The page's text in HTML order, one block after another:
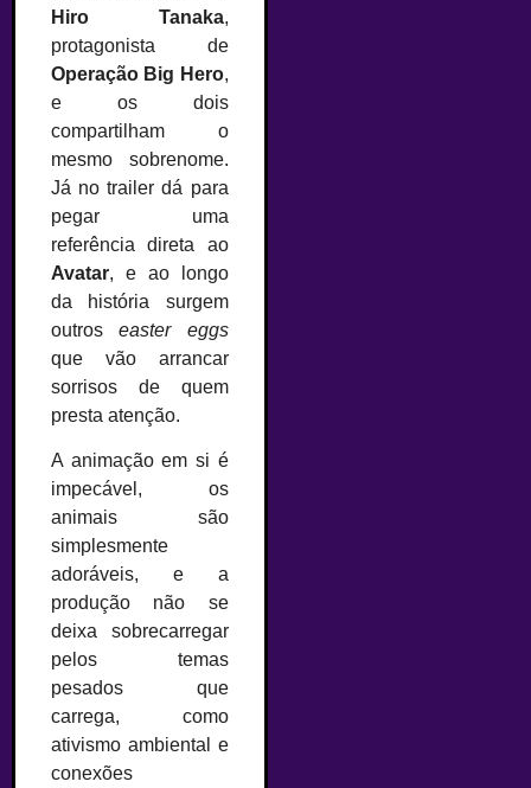
Hiro Tanaka,
protagonista de
Operação Big Hero,
e os dois
compartilham o
mesmo sobrenome.
Já no trailer dá para
pegar uma
referência direta ao
Avatar, e ao longo
da história surgem
outros easter eggs
que vão arrancar
sorrisos de quem
presta atenção.
A animação em si é
impecável, os
animais são
simplesmente
adoráveis, e a
produção não se
deixa sobrecarregar
pelos temas
pesados que
carrega, como
ativismo ambiental e
conexões